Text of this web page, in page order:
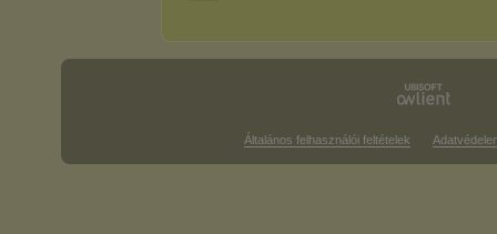
Általános felhasználói feltételek